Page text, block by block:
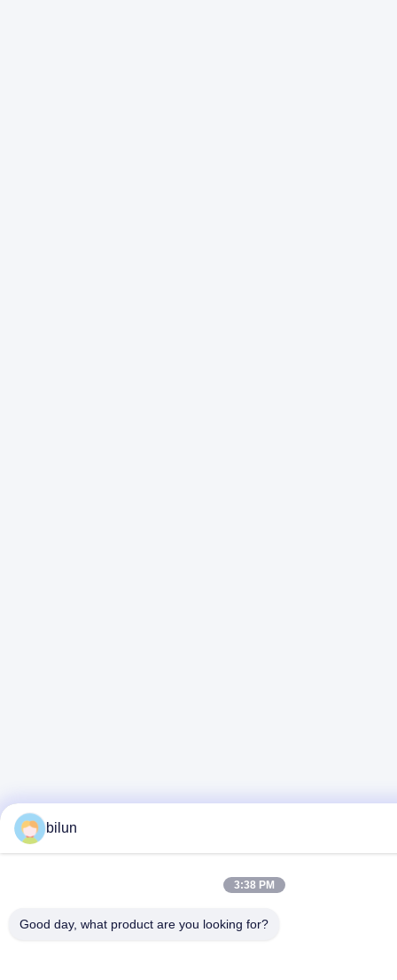
bilun
3:38 PM
Good day, what product are you looking for?